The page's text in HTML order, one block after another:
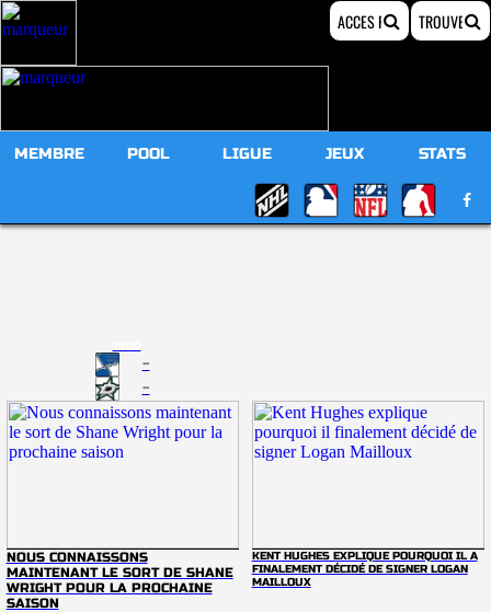
MEMBRE POOL LIGUE JEUX STATS
-
-
NOUS CONNAISSONS
MAINTENANT LE SORT DE SHANE
WRIGHT POUR LA PROCHAINE
SAISON
KENT HUGHES EXPLIQUE POURQUOI IL A
FINALEMENT DÉCIDÉ DE SIGNER LOGAN
MAILLOUX